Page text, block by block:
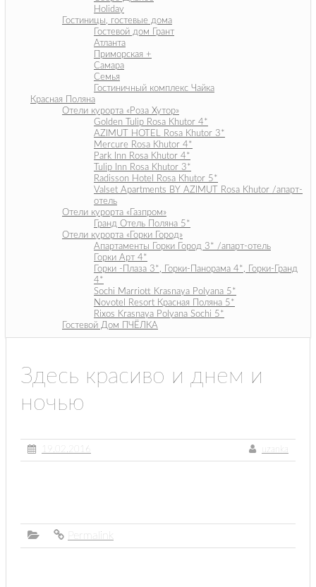
Holiday
Гостиницы, гостевые дома
Гостевой дом Грант
Атланта
Приморская +
Самара
Семья
Гостиничный комплекс Чайка
Красная Поляна
Отели курорта «Роза Хутор»
Golden Tulip Rosa Khutor 4*
AZIMUT HOTEL Rosa Khutor 3*
Mercure Rosa Khutor 4*
Park Inn Rosa Khutor 4*
Tulip Inn Rosa Khutor 3*
Radisson Hotel Rosa Khutor 5*
Valset Apartments BY AZIMUT Rosa Khutor /апарт-
отель
Отели курорта «Газпром»
Гранд Отель Поляна 5*
Отели курорта «Горки Город»
Апартаменты Горки Город 3* /апарт-отель
Горки Арт 4*
Горки -Плаза 3*, Горки-Панорама 4*, Горки-Гранд
4*
Sochi Marriott Krasnaya Polyana 5*
Novotel Resort Красная Поляна 5*
Rixos Krasnaya Polyana Sochi 5*
Гостевой Дом ПЧЁЛКА
Здесь красиво и днем и
ночью
19.02.2016 uzanka
Permalink